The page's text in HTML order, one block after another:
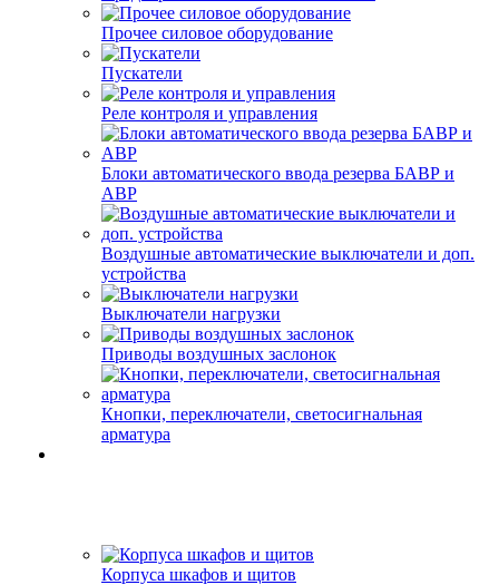
Прочее силовое оборудование
Пускатели
Реле контроля и управления
Блоки автоматического ввода резерва БАВР и
АВР
Воздушные автоматические выключатели и доп.
устройства
Выключатели нагрузки
Приводы воздушных заслонок
Кнопки, переключатели, светосигнальная
арматура
Корпуса шкафов и щитов